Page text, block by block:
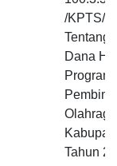
/KPTS/
Tentang
Dana
Tahun